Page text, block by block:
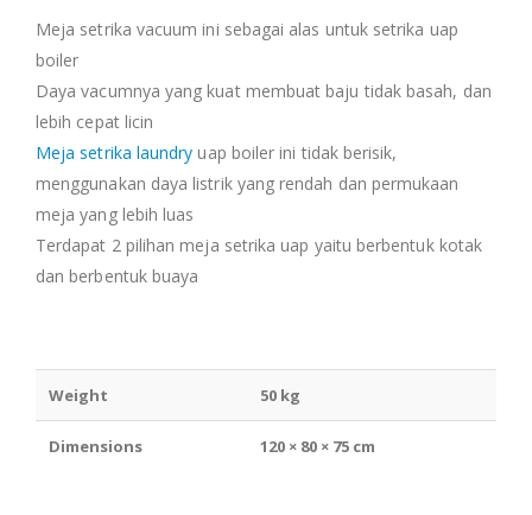
Meja setrika vacuum ini sebagai alas untuk setrika uap
boiler
Daya vacumnya yang kuat membuat baju tidak basah, dan
lebih cepat licin
Meja setrika laundry uap boiler ini tidak berisik,
menggunakan daya listrik yang rendah dan permukaan
meja yang lebih luas
Terdapat 2 pilihan meja setrika uap yaitu berbentuk kotak
dan berbentuk buaya
Weight 50 kg
Dimensions 120 × 80 × 75 cm